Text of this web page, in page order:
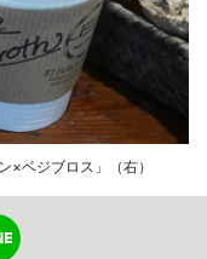
×ベジブロス」（右）